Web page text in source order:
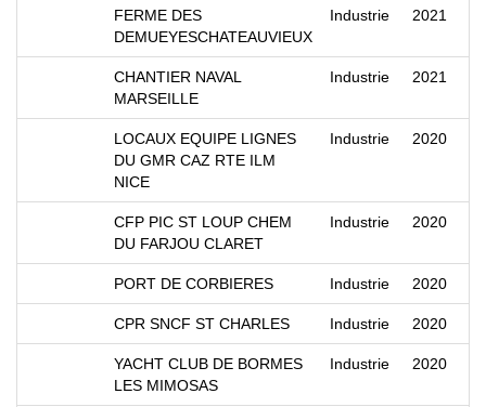
FERME DES
DEMUEYESCHATEAUVIEUX
Industrie 2021
CHANTIER NAVAL
MARSEILLE
Industrie 2021
LOCAUX EQUIPE LIGNES
DU GMR CAZ RTE ILM
NICE
Industrie 2020
CFP PIC ST LOUP CHEM
DU FARJOU CLARET
Industrie 2020
PORT DE CORBIERES Industrie 2020
CPR SNCF ST CHARLES Industrie 2020
YACHT CLUB DE BORMES
LES MIMOSAS
Industrie 2020